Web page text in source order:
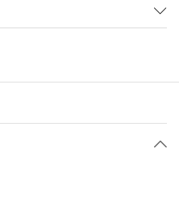
5500 об / хв
мм